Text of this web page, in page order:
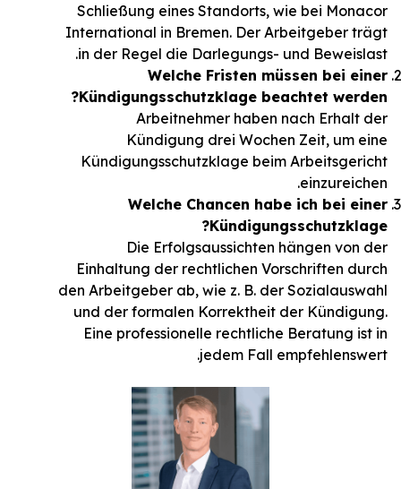
Schließung eines Standorts, wie bei Monacor
International in Bremen. Der Arbeitgeber trägt
in der Regel die Darlegungs- und Beweislast.
Welche Fristen müssen bei einer
Kündigungsschutzklage beachtet werden?
Arbeitnehmer haben nach Erhalt der
Kündigung drei Wochen Zeit, um eine
Kündigungsschutzklage beim Arbeitsgericht
einzureichen.
Welche Chancen habe ich bei einer
Kündigungsschutzklage?
Die Erfolgsaussichten hängen von der
Einhaltung der rechtlichen Vorschriften durch
den Arbeitgeber ab, wie z. B. der Sozialauswahl
und der formalen Korrektheit der Kündigung.
Eine professionelle rechtliche Beratung ist in
jedem Fall empfehlenswert.